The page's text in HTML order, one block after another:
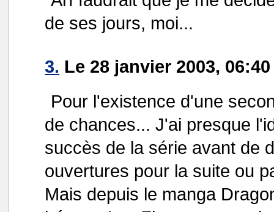
de ses jours, moi...
3. Le 28 janvier 2003,
Pour l'existence d'une
de chances... J'ai presque
succès de la série avant de
ouvertures pour la suite ou
Mais depuis le manga